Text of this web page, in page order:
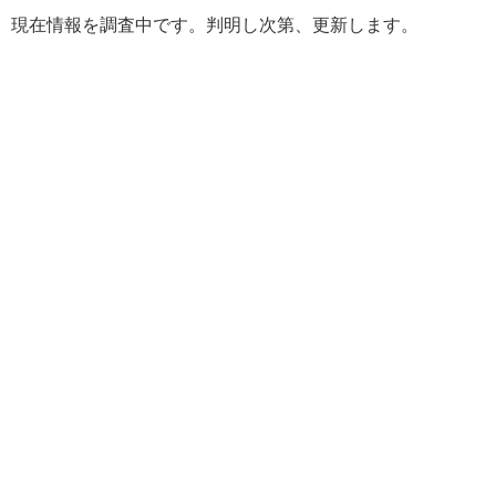
現在情報を調査中です。判明し次第、更新します。